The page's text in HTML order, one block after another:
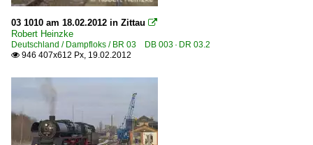
0 612 BR 612 ·RegioSwinger· 'Wackeldackel'
0 626 BR 626 · 926 ·NE 81·
0 642 BR 642 ·Desiro·
0 644 BR 644 ·Talent·
Dieseltriebzüge | bis 1970 und Altbautriebzüge
03 1010 am 18.02.2012 in Zittau 
Robert Heinzke
Deutschland / Dampfloks / BR 03 DB 003 · DR 03.2
 946 407x612 Px, 19.02.2012